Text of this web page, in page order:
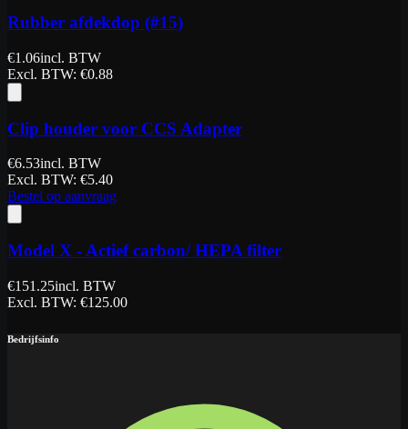
Rubber afdekdop (#15)
€1.06incl. BTW
Excl. BTW: €0.88
Clip houder voor CCS Adapter
€6.53incl. BTW
Excl. BTW: €5.40
Bestel op aanvraag
Model X - Actief carbon/ HEPA filter
€151.25incl. BTW
Excl. BTW: €125.00
Bedrijfsinfo